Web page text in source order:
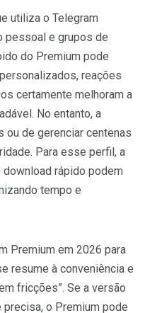
utiliza o Telegram
pessoal e grupos de
do Premium pode
reações
certamente melhoram a
No entanto, a
de gerenciar centenas
Para esse perfil, a
rápido podem
tempo e
Premium em 2026 para
resume à conveniência e
fricções”. Se a versão
o Premium pode